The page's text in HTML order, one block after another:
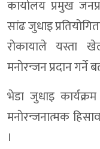
कार्यालय प्रमुख
सांढ जुधाइ
राेकायाले यस्ता
मनाेरन्जन प्रदान गर्ने
भेडा जुधाइ
मनाेरन्जनात्मक
।